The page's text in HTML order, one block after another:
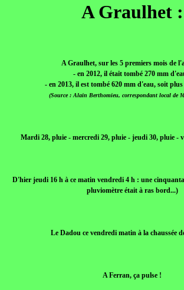
A Graulhet :
A Graulhet, sur les 5 premiers mois de
- en 2012, il était tombé 270 mm
- en 2013, il est tombé 620 mm d'eau, soit
(Source : Alain Berthomieu, correspondant local de
Mardi 28, pluie - mercredi 29, pluie - jeudi 30, pluie -
D'hier jeudi 16 h à ce matin vendredi 4 h : une
pluviomètre était à ras bord...)
Le Dadou ce vendredi matin à la chaussée
A Ferran, ça pulse !